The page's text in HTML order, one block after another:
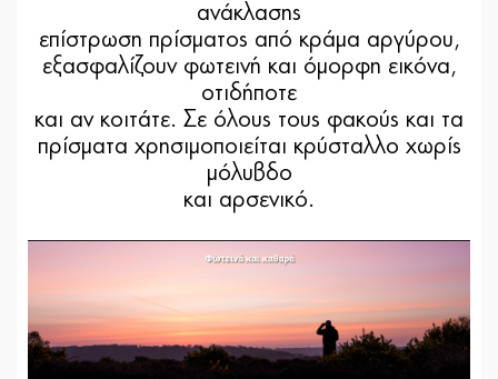
ανάκλασης
επίστρωση πρίσματος από κράμα αργύρου,
εξασφαλίζουν φωτεινή και όμορφη εικόνα,
οτιδήποτε
και αν κοιτάτε. Σε όλους τους φακούς και τα
πρίσματα χρησιμοποιείται κρύσταλλο χωρίς
μόλυβδο
και αρσενικό.